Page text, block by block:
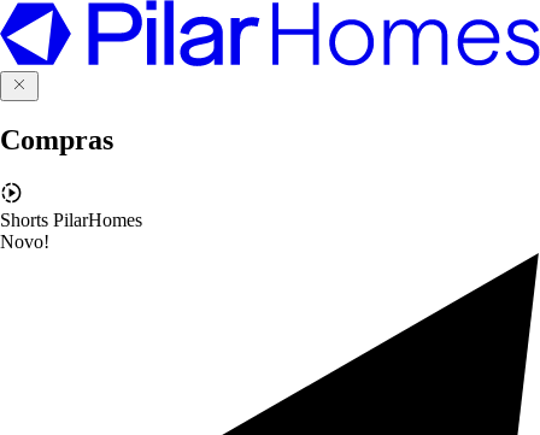
Compras
Shorts PilarHomes
Novo!